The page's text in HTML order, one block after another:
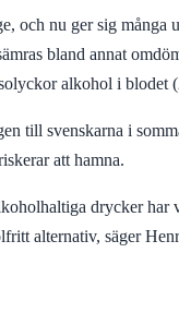
och nu ger sig
bland annat
alkohol i blodet
till svenskarna i
att hamna.
drycker har
alternativ, säger